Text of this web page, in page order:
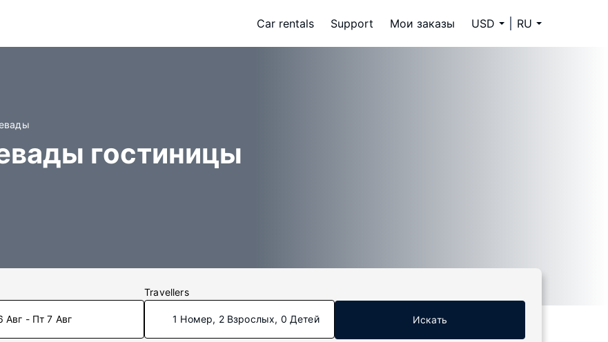
Car rentals Support Мои заказы USD RU
гостиницы
Авг - Пт 7 Авг
Travellers
1 Номер, 2 Взрослых, 0 Детей Искать